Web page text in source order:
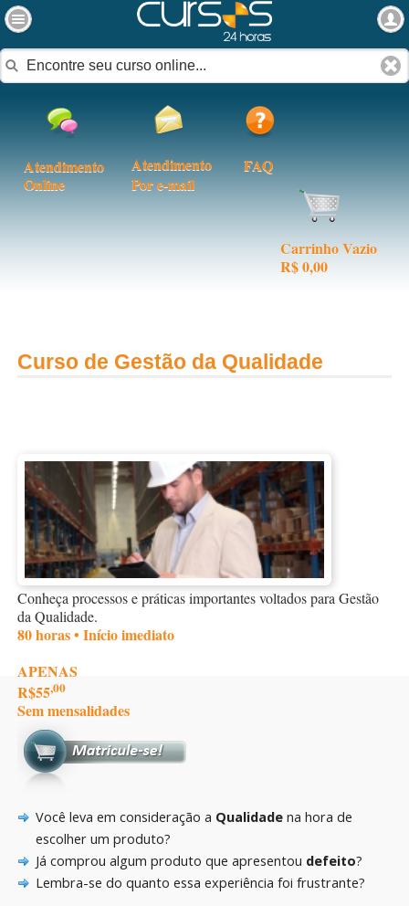
Atendimento
Online
Atendimento
Por e-mail
FAQ
Carrinho Vazio
R$ 0,00
Curso de Gestão da Qualidade
Conheça processos e práticas importantes voltados para Gestão
da Qualidade.
80 horas • Início imediato
APENAS
R$55,00
Sem mensalidades
Você leva em consideração a Qualidade na hora de
escolher um produto?
Já comprou algum produto que apresentou defeito?
Lembra-se do quanto essa experiência foi frustrante?